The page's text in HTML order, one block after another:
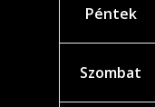
Péntek
Szombat